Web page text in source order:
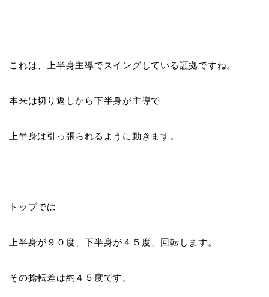
これは、上半身主導でスイングしている証拠ですね。
本来は切り返しから下半身が主導で
上半身は引っ張られるように動きます。
トップでは
上半身が９０度、下半身が４５度、回転します。
その捻転差は約 ４５度です。